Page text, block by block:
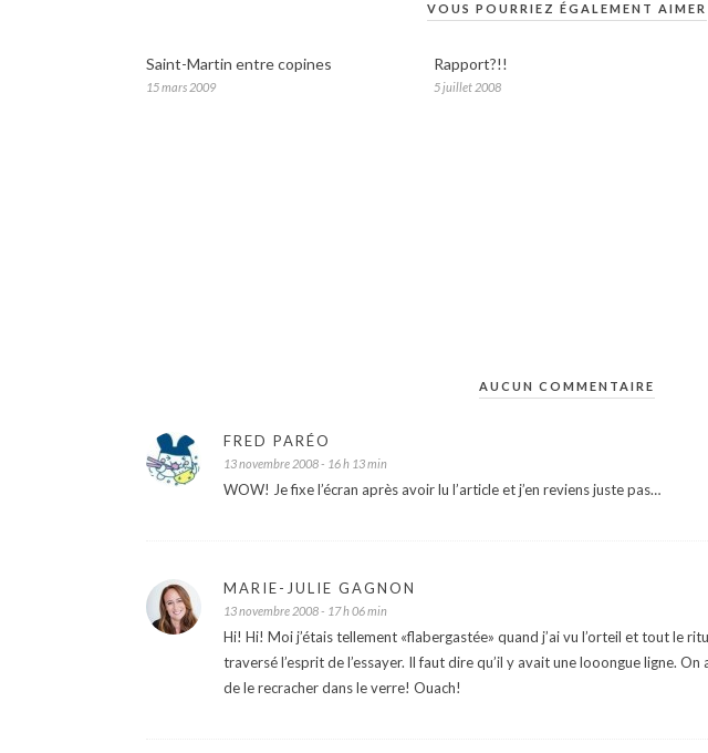
VOUS POURRIEZ ÉGALEMENT AIMER
Saint-Martin entre copines
15 mars 2009
Rapport?!!
5 juillet 2008
AUCUN COMMENTAIRE
FRED PARÉO
13 novembre 2008 - 16 h 13 min
WOW! Je fixe l’écran après avoir lu l’article et j’en reviens juste pas…
MARIE-JULIE GAGNON
13 novembre 2008 - 17 h 06 min
Hi! Hi! Moi j’étais tellement «flabergastée» quand j’ai vu l’orteil et tout le
traversé l’esprit de l’essayer. Il faut dire qu’il y avait une looongue ligne.
de le recracher dans le verre! Ouach!